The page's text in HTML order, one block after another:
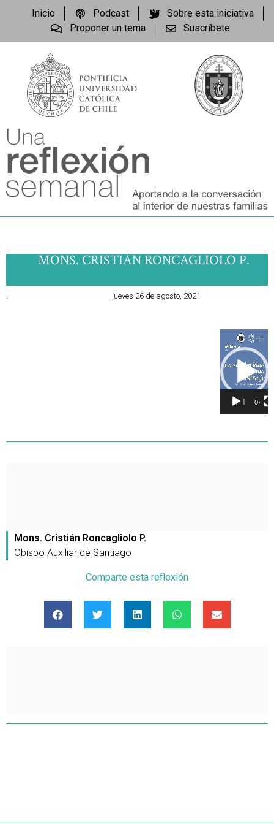
Inicio Podcast
Sobre esta iniciativa
Proponer un tema
Suscríbete
MONS. CRISTIÁN RONCAGLIOLO P.
. jueves 26 de agosto, 2021
de
vídeo
00:00 04:29
Mons. Cristián Roncagliolo P.
Obispo Auxiliar de Santiago
Comparte esta reflexión